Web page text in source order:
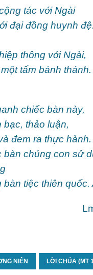
tác với Ngài
đại đồng huynh đệ.
thông với Ngài,
tấm bánh thánh.
chiếc bàn này,
thảo luận,
đem ra thực hành.
bàn chúng con sử
tiệc thiên quốc.
NIÊN LỜI CHÚA (MT